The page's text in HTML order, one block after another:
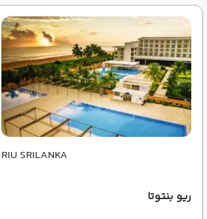
RIU SRILANKA
ریو بنتوتا